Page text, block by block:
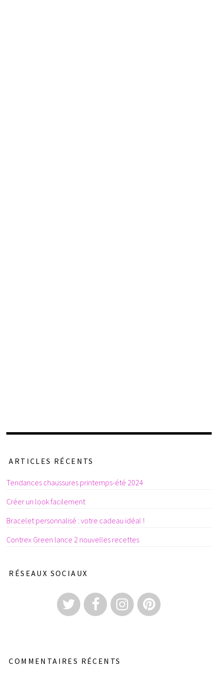
ARTICLES RÉCENTS
Tendances chaussures printemps-été 2024
Créer un look facilement
Bracelet personnalisé : votre cadeau idéal !
Contrex Green lance 2 nouvelles recettes
RÉSEAUX SOCIAUX
COMMENTAIRES RÉCENTS